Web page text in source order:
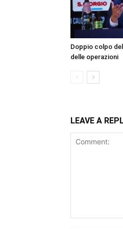
Doppio colpo
delle operazioni
LEAVE A